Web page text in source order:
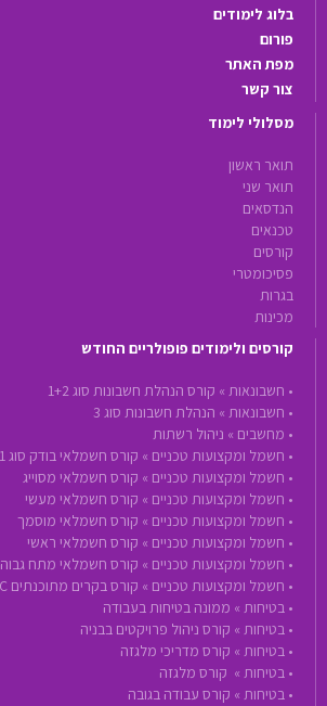
בלוג לימודים
פורום
מפת האתר
צור קשר
מסלולי לימוד
תואר ראשון
תואר שני
הנדסאים
טכנאים
קורסים
פסיכומטרי
בגרות
מכינות
קורסים ולימודים פופולריים החודש
• חשבונאות » קורס הנהלת חשבונות סוג 1+2
• חשבונאות » הנהלת חשבונות סוג 3
• מחשבים » ניהול רשתות
• חשמל ומקצועות טכניים » קורס חשמלאי בודק סוג 1 ו-2
• חשמל ומקצועות טכניים » קורס חשמלאי מסוייג
• חשמל ומקצועות טכניים » קורס חשמלאי מעשי
• חשמל ומקצועות טכניים » קורס חשמלאי מוסמך
• חשמל ומקצועות טכניים » קורס חשמלאי ראשי
• חשמל ומקצועות טכניים » קורס חשמלאי מתח גבוה
• חשמל ומקצועות טכניים » קורס בקרים מתוכנתים PLC
• בטיחות » ממונה בטיחות בעבודה
• בטיחות » קורס ניהול פרויקטים בבניה
• בטיחות » קורס מדריכי מלגזה
• בטיחות » קורס מלגזה
• בטיחות » קורס עבודה בגובה